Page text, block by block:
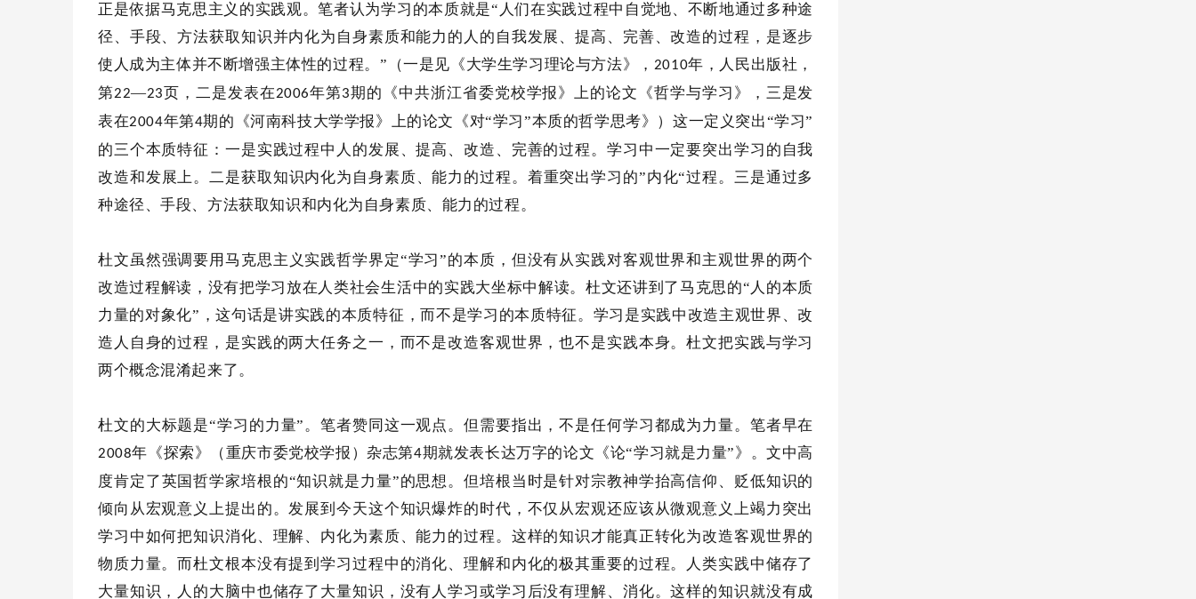
正是依据马克思主义的实践观。笔者认为学习的本质就是“人们在实践过程中自觉地、不断地通过多种途
径、手段、方法获取知识并内化为自身素质和能力的人的自我发展、提高、完善、改造的过程，是逐步
使人成为主体并不断增强主体性的过程。”（一是见《大学生学习理论与方法》， 2010年，人民出版社，
第22—23页，二是发表在2006年第3期的《中共浙江省委党校学报》上的论文《哲学与学习》，三是发
表在2004年第4期的《河南科技大学学报》上的论文《对“学习”本质的哲学思考》）这一定义突出“学习”
的三个本质特征：一是实践过程中人的发展、提高、改造、完善的过程。学习中一定要突出学习的自我
改造和发展上。二是获取知识内化为自身素质、能力的过程。着重突出学习的”内化“过程。三是通过多
种途径、手段、方法获取知识和内化为自身素质、能力的过程。
杜文虽然强调要用马克思主义实践哲学界定“学习”的本质，但没有从实践对客观世界和主观世界的两个
改造过程解读，没有把学习放在人类社会生活中的实践大坐标中解读。杜文还讲到了马克思的“人的本质
力量的对象化”，这句话是讲实践的本质特征，而不是学习的本质特征。学习是实践中改造主观世界、改
造人自身的过程，是实践的两大任务之一，而不是改造客观世界，也不是实践本身。杜文把实践与学习
两个概念混淆起来了。
杜文的大标题是“学习的力量”。笔者赞同这一观点。但需要指出，不是任何学习都成为力量。笔者早在
2008年《探索》（重庆市委党校学报）杂志第4期就发表长达万字的论文《论“学习就是力量”》。文中高
度肯定了英国哲学家培根的“知识就是力量”的思想。但培根当时是针对宗教神学抬高信仰、贬低知识的
倾向从宏观意义上提出的。发展到今天这个知识爆炸的时代，不仅从宏观还应该从微观意义上竭力突出
学习中如何把知识消化、理解、内化为素质、能力的过程。这样的知识才能真正转化为改造客观世界的
物质力量。而杜文根本没有提到学习过程中的消化、理解和内化的极其重要的过程。人类实践中储存了
大量知识，人的大脑中也储存了大量知识，没有人学习或学习后没有理解、消化。这样的知识就没有成